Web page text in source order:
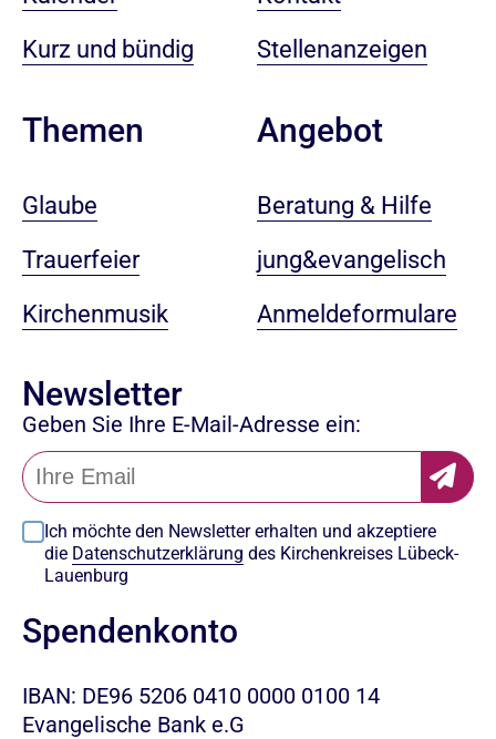
Kurz und bündig
Themen
Glaube
Trauerfeier
Kirchenmusik
Stellenanzeigen
Angebot
Beratung & Hilfe
jung&evangelisch
Anmeldeformulare
Newsletter
Geben Sie Ihre E-Mail-Adresse ein:
Ich möchte den Newsletter erhalten und akzeptiere
die Datenschutzerklärung des Kirchenkreises Lübeck-
Lauenburg
Spendenkonto
IBAN: DE96 5206 0410 0000 0100 14
Evangelische Bank e.G